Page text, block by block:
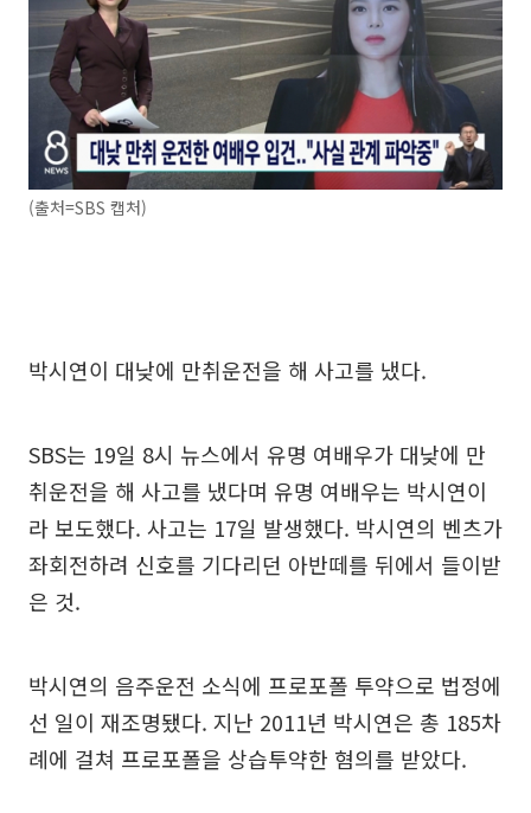
(출처=SBS 캡처)
박시연이 대낮에 만취운전을 해 사고를 냈다.
SBS는 19일 8시 뉴스에서 유명 여배우가 대낮에 만
취운전을 해 사고를 냈다며 유명 여배우는 박시연이
라 보도했다. 사고는 17일 발생했다. 박시연의 벤츠가
좌회전하려 신호를 기다리던 아반떼를 뒤에서 들이받
은 것.
박시연의 음주운전 소식에 프로포폴 투약으로 법정에
선 일이 재조명됐다. 지난 2011년 박시연은 총 185차
례에 걸쳐 프로포폴을 상습투약한 혐의를 받았다.